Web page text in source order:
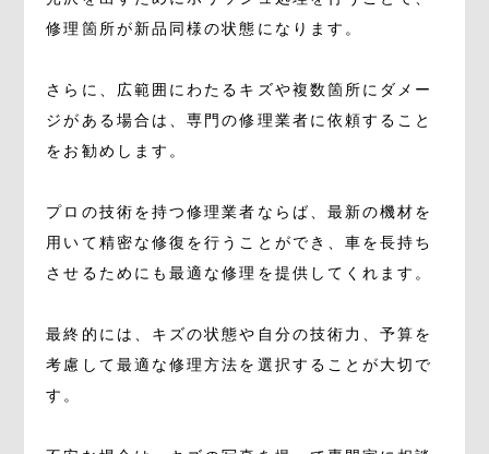
修理箇所が新品同様の状態になります。
さらに、広範囲にわたるキズや複数箇所にダメー
ジがある場合は、専門の修理業者に依頼すること
をお勧めします。
プロの技術を持つ修理業者ならば、最新の機材を
用いて精密な修復を行うことができ、車を長持ち
させるためにも最適な修理を提供してくれます。
最終的には、キズの状態や自分の技術力、予算を
考慮して最適な修理方法を選択することが大切で
す。